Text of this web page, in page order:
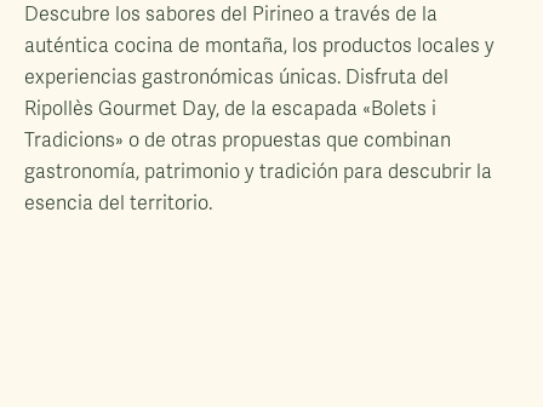
Descubre los sabores del Pirineo a través de la
auténtica cocina de montaña, los productos locales y
experiencias gastronómicas únicas. Disfruta del
Ripollès Gourmet Day, de la escapada «Bolets i
Tradicions» o de otras propuestas que combinan
gastronomía, patrimonio y tradición para descubrir la
esencia del territorio.